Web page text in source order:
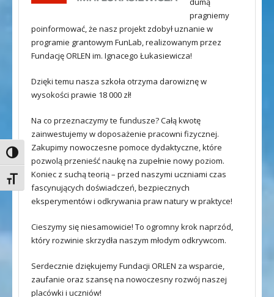
Toggle High Contrast
Toggle Font size
pragniemy
poinformować, że nasz projekt zdobył uznanie w
programie grantowym FunLab, realizowanym przez
Fundację ORLEN im. Ignacego Łukasiewicza!
Dzięki temu nasza szkoła otrzyma darowiznę w
wysokości prawie 18 000 zł!
Na co przeznaczymy te fundusze? Całą kwotę
zainwestujemy w doposażenie pracowni fizycznej.
Zakupimy nowoczesne pomoce dydaktyczne, które
pozwolą przenieść naukę na zupełnie nowy poziom.
Koniec z suchą teorią – przed naszymi uczniami czas
fascynujących doświadczeń, bezpiecznych
eksperymentów i odkrywania praw natury w praktyce!
Cieszymy się niesamowicie! To ogromny krok naprzód,
który rozwinie skrzydła naszym młodym odkrywcom.
Serdecznie dziękujemy Fundacji ORLEN za wsparcie,
zaufanie oraz szansę na nowoczesny rozwój naszej
placówki i uczniów!